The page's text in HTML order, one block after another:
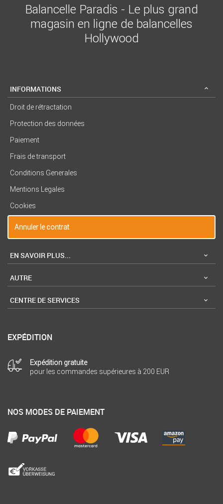
Balancelle Paradis - Le plus grand
magasin en ligne de balancelles
Hollywood
INFORMATIONS
Droit de rétractation
Protection des données
Paiement
Frais de transport
Conditions Generales
Mentions Legales
Cookies
Annuler le contrat
EN SAVOIR PLUS...
AUTRE
CENTRE DE SERVICES
EXPÉDITION
Expédition gratuite
pour les commandes supérieures à 200 EUR
NOS MODES DE PAIEMENT